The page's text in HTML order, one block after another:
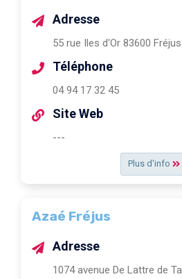
Plus d'info
Adresse
55 rue Iles d'Or 83600 Fréjus
Téléphone
04 94 17 32 45
Site Web
---
Azaé Fréjus
Adresse
1074 avenue De Lattre de